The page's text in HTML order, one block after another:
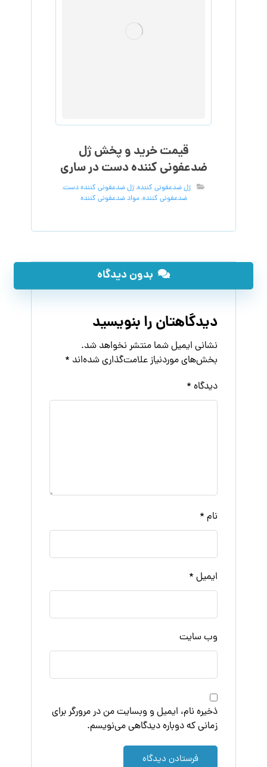
قیمت خرید و پخش ژل
ضدعفونی کننده دست در ساری
ژل ضدعفونی کننده,ژل ضدعفونی کننده دست,
ضدعفونی کننده,مواد ضدعفونی کننده
بدون دیدگاه
دیدگاهتان را بنویسید
نشانی ایمیل شما منتشر نخواهد شد.
بخش‌های موردنیاز علامت‌گذاری شده‌اند *
دیدگاه *
نام *
ایمیل *
وب‌ سایت
ذخیره نام، ایمیل و وبسایت من در مرورگر برای
زمانی که دوباره دیدگاهی می‌نویسم.
فرستادن دیدگاه